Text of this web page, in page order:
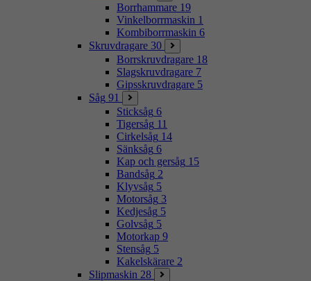
Borrhammare 19
Vinkelborrmaskin 1
Kombiborrmaskin 6
Skruvdragare 30
Borrskruvdragare 18
Slagskruvdragare 7
Gipsskruvdragare 5
Såg 91
Sticksåg 6
Tigersåg 11
Cirkelsåg 14
Sänksåg 6
Kap och gersåg 15
Bandsåg 2
Klyvsåg 5
Motorsåg 3
Kedjesåg 5
Golvsåg 5
Motorkap 9
Stensåg 5
Kakelskärare 2
Slipmaskin 28